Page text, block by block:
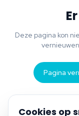
Cookies op
Deze pagina kon
Pagina